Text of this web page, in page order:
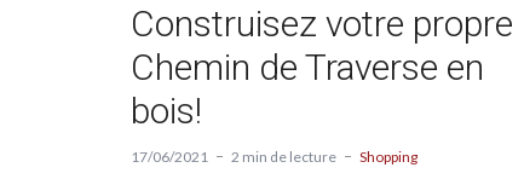
Construisez votre propre
Chemin de Traverse en
bois!
17/06/2021 2 min de lecture Shopping